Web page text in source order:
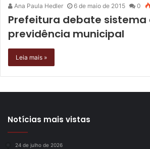
Ana Paula Hedler 6 de maio de 2015 0
Prefeitura debate sistema
previdência municipal
Leia mais »
Notícias mais vistas
24 de julho de 2026